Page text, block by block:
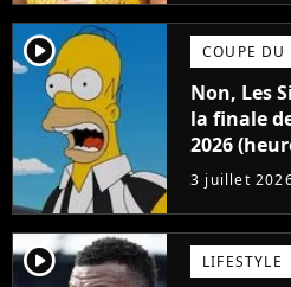
player2 COUPE DU
Non, Les
la finale
2026
l'Equipe de
3 juillet
player2 LIFESTYLE